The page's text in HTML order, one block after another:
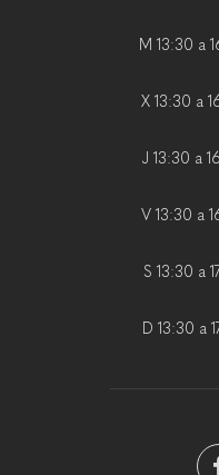
M 13:30 a
X 13:30 a
J 13:30 a
V 13:30 a
S 13:30 a
D 13:30 a